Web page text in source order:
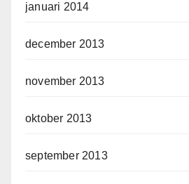
januari 2014
december 2013
november 2013
oktober 2013
september 2013